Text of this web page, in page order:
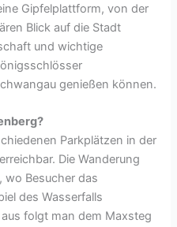
Gipfelplattform, von der
Blick auf die Stadt
und wichtige
genießen können.
Parkplätzen in der
Die Wanderung
wo Besucher das
des Wasserfalls
folgt man dem Maxsteg